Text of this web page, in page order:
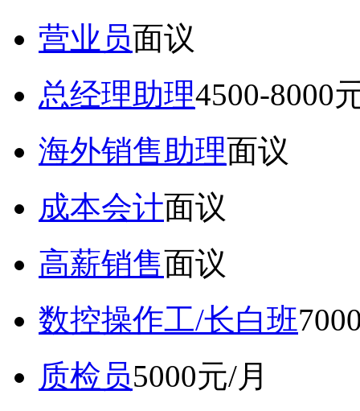
营业员面议
总经理助理4500-8000
海外销售助理面议
成本会计面议
高薪销售面议
数控操作工/长白班
质检员5000元/月